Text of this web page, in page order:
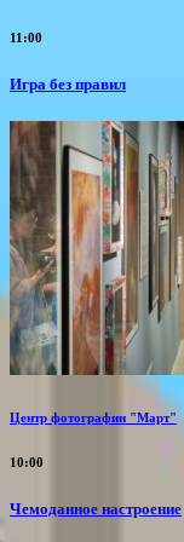
11:00
​Игра без правил
Центр фотографии "Март"
10:00
Чемоданное настроение